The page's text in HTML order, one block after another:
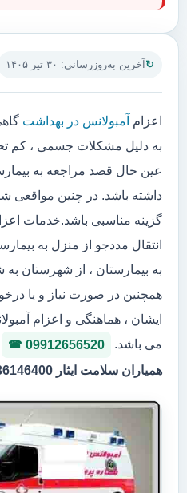
آخرین به‌روزرسانی: ۳۰ تیر ۱۴۰۵
اعزام آمبولانس در بهداشت
به دلیل مشکلات جسمی ، کم
عین حال قصد مراجعه به
داشته باشد. در چنین مواقعی
گزینه مناسبی باشد.خدمات
انتقال مددجو از منزل به
به بیمارستان ، از شهرستان
همچنین در صورت نیاز و یا
ایشان ، هماهنگی و اعزام
می باشد.
09912656520
همیاران سلامت ایثار 36146400 شماره پروانه 3-323036